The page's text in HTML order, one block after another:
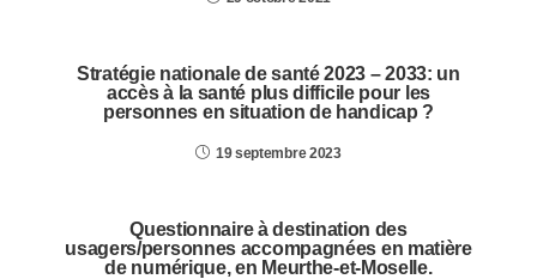
Stratégie nationale de santé 2023 – 2033: un
accès à la santé plus difficile pour les
personnes en situation de handicap ?
19 septembre 2023
Questionnaire à destination des
usagers/personnes accompagnées en matière
de numérique, en Meurthe-et-Moselle.